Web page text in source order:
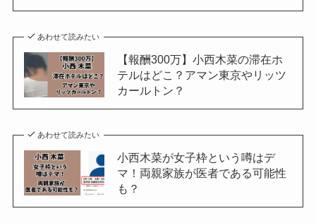
あわせて読みたい
【報酬300万】小西木菜の滞在ホ
テルはどこ？アマン東京やリッツ
カールトン？
あわせて読みたい
小西木菜が女子枠という噂はデ
マ！両親家族が医者である可能性
も？